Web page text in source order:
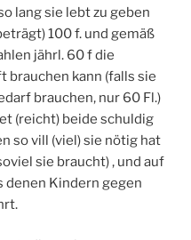
lang sie lebt zu geben
100 f. und gemäß
jährl. 60 f die
brauchen kann (falls sie
brauchen, nur 60 Fl.)
(reicht) beide schuldig
so vill (viel) sie nötig hat
sie braucht) , und auf
denen Kindern gegen